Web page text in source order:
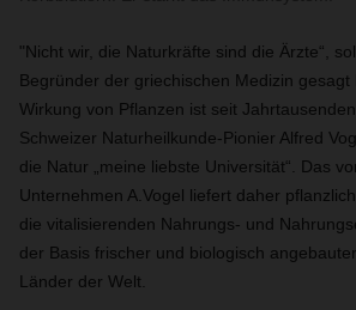
"Nicht wir, die Naturkräfte sind die Ärzte“,
Begründer der griechischen Medizin gesagt
Wirkung von Pflanzen ist seit
Schweizer Naturheilkunde-Pionier Alfred
die Natur „meine liebste Universität“. Das
Unternehmen A.Vogel liefert daher
die vitalisierenden Nahrungs- und
der Basis frischer und biologisch
Länder der Welt.